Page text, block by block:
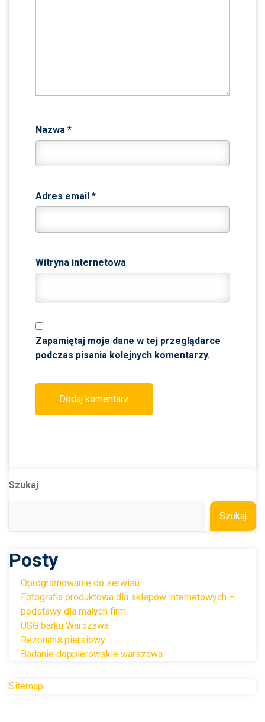
Nazwa *
Adres email *
Witryna internetowa
Zapamiętaj moje dane w tej przeglądarce
podczas pisania kolejnych komentarzy.
Szukaj
Szukaj
Posty
Oprogramowanie do serwisu
Fotografia produktowa dla sklepów internetowych –
podstawy dla małych firm
USG barku Warszawa
Rezonans piersiowy
Badanie dopplerowskie warszawa
Sitemap